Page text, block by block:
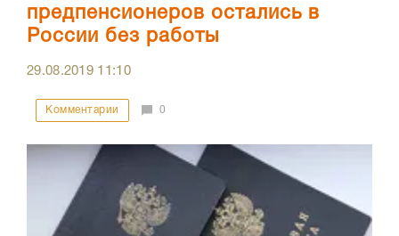
предпенсионеров остались в
России без работы
29.08.2019 11:10
Комментарии 0